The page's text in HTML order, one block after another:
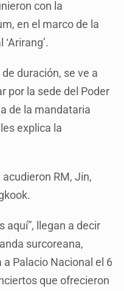
con la
en el marco de la
duración, se ve a
por la sede del Poder
de la mandataria
explica la
RM, Jin,
aquí”, llegan a decir
surcoreana,
Palacio Nacional el 6
que ofrecieron